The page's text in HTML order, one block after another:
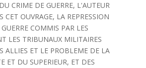
CRIME DE GUERRE, L'AUTEUR
CET OUVRAGE, LA REPRESSION
COMMIS PAR LES
LES TRIBUNAUX MILITAIRES
ALLIES ET LE PROBLEME DE LA
ET DU SUPERIEUR, ET DES